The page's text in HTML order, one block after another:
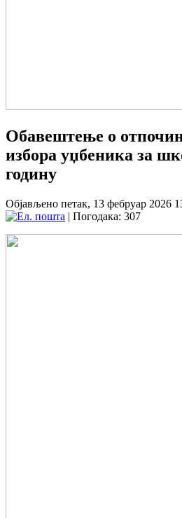
Обавештење о
избора уџбеника за
годину
Објављено петак, 13 фебруар 2026
| Погодака: 307